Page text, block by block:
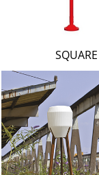
SQUARE